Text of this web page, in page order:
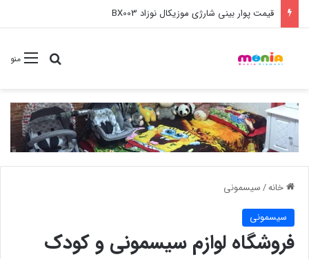
خرید عمده ست مانیکور نوزاد خارجی
منوجستجو
خانه/سیسمونی
سیسمونی
فروشگاه لوازم سیسمونی و کودک